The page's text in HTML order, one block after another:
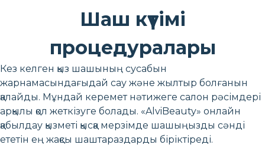
Шаш күтімі
процедуралары
Кез келген қыз шашының сусабын
жарнамасындағыдай сау және жылтыр болғанын
қалайды. Мұндай керемет нәтижеге салон рәсімдері
арқылы қол жеткізуге болады. «AlviBeauty» онлайн
қабылдау қызметі қысқа мерзімде шашыңызды сәнді
ететін ең жақсы шаштараздарды біріктіреді.